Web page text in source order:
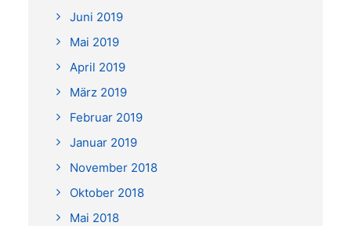
Juni 2019
Mai 2019
April 2019
März 2019
Februar 2019
Januar 2019
November 2018
Oktober 2018
Mai 2018